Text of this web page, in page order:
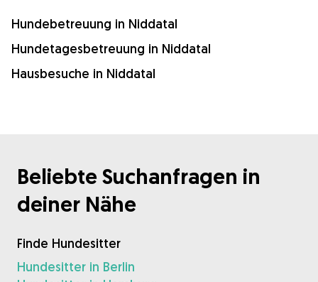
Hundebetreuung in Niddatal
Hundetagesbetreuung in Niddatal
Hausbesuche in Niddatal
Beliebte Suchanfragen in
deiner Nähe
Finde Hundesitter
Hundesitter in Berlin